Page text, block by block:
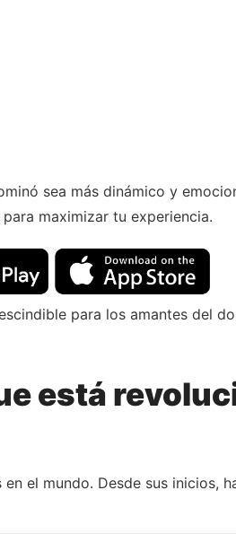
sea más dinámico y
maximizar tu experiencia.
para los amantes del
está
el mundo. Desde sus inicios,